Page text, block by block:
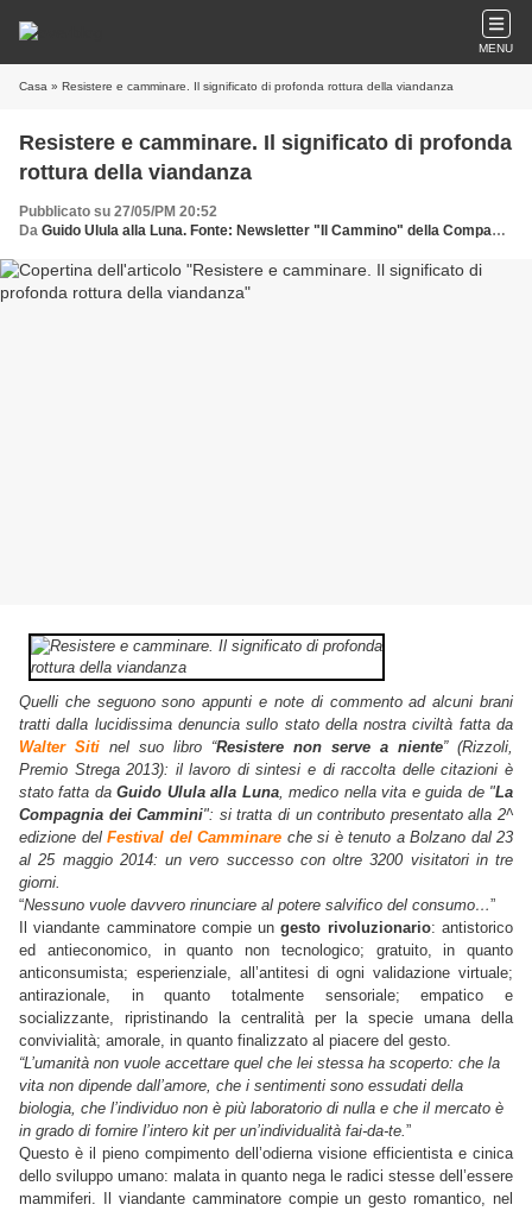
MENU
Casa » Resistere e camminare. Il significato di profonda rottura della viandanza
Resistere e camminare. Il significato di profonda
rottura della viandanza
Pubblicato su 27/05/PM 20:52
Da Guido Ulula alla Luna. Fonte: Newsletter "Il Cammino" della Compagnia dei Cammini
Quelli che seguono sono appunti e note di commento ad alcuni brani
tratti dalla lucidissima denuncia sullo stato della nostra civiltà fatta da
Walter Siti nel suo libro “Resistere non serve a niente” (Rizzoli,
Premio Strega 2013): il lavoro di sintesi e di raccolta delle citazioni è
stato fatta daGuido Ulula alla Luna, medico nella vita e guida de "La
Compagnia dei Cammini": si tratta di un contributo presentato alla 2^
edizione del Festival del Camminare che si è tenuto a Bolzano dal 23
al 25 maggio 2014: un vero successo con oltre 3200 visitatori in tre
giorni.
“Nessuno vuole davvero rinunciare al potere salvifico del consumo…”
Il viandante camminatore compie ungesto rivoluzionario: antistorico
ed antieconomico, in quanto non tecnologico; gratuito, in quanto
anticonsumista; esperienziale, all’antitesi di ogni validazione virtuale;
antirazionale, in quanto totalmente sensoriale; empatico e
socializzante, ripristinando la centralità per la specie umana della
convivialità; amorale, in quanto finalizzato al piacere del gesto.
“L’umanità non vuole accettare quel che lei stessa ha scoperto: che la
vita non dipende dall’amore, che i sentimenti sono essudati della
biologia, che l’individuo non è più laboratorio di nulla e che il mercato è
in grado di fornire l’intero kit per un’individualità fai-da-te.”
Questo è il pieno compimento dell’odierna visione efficientista e cinica
dello sviluppo umano: malata in quanto nega le radici stesse dell’essere
mammiferi. Il viandante camminatore compie un gesto romantico, nel